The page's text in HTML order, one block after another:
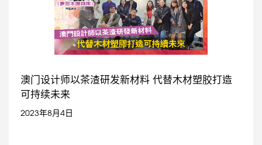
澳门设计师以茶渣研发新材料 代替木材塑胶打造
可持续未来
2023年8月4日